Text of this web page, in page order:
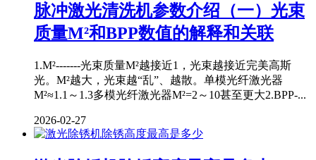
脉冲激光清洗机参数介绍（一）光束
质量M²和BPP数值的解释和关联
1.M²-------光束质量M²越接近1，光束越接近完美高斯
光。M²越大，光束越“乱”、越散。单模光纤激光器
M²≈1.1～1.3多模光纤激光器M²=2～10甚至更大2.BPP-...
2026-02-27